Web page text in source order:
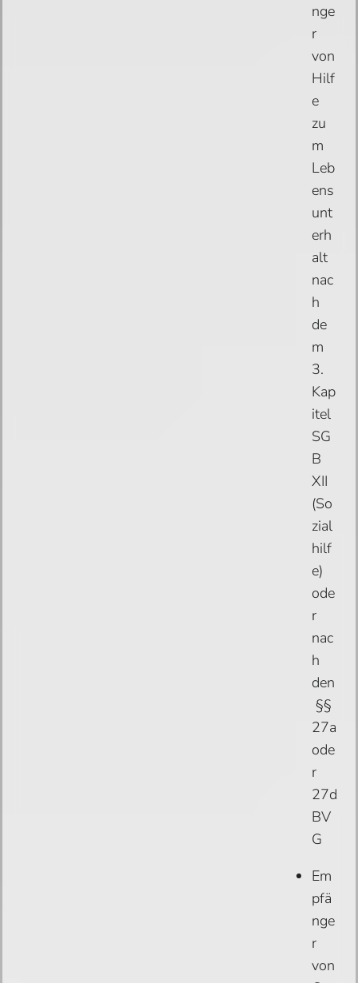
nge
r
von
Hilf
e
zu
m
Leb
ens
unt
erh
alt
nac
h
de
m
3.
Kap
itel
SG
B
XII
(So
zial
hilf
e)
ode
r
nac
h
den
§§
27a
ode
r
27d
BV
G
Em
pfä
nge
r
von